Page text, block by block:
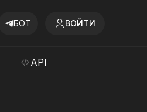
БОТ ВОЙТИ
API